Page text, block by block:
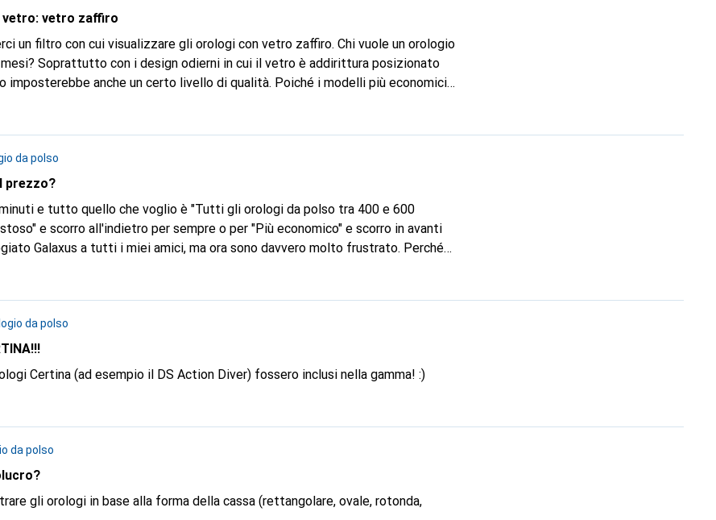
vetro: vetro zaffiro
un filtro con cui visualizzare gli orologi con vetro zaffiro. Chi vuole un orologio
Soprattutto con i design odierni in cui il vetro è addirittura posizionato
da polso
prezzo?
e tutto quello che voglio è "Tutti gli orologi da polso tra 400 e 600
da polso
Certina (ad esempio il DS Action Diver) fossero inclusi nella gamma! :)
da polso